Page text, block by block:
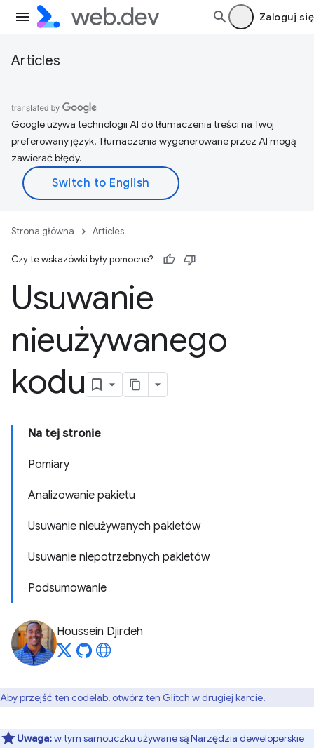
Zaloguj się
Articles
Google używa technologii AI do tłumaczenia treści na Twój
preferowany język. Tłumaczenia wygenerowane przez AI mogą
zawierać błędy.
Strona główna Articles
Czy te wskazówki były pomocne?
Usuwanie
nieużywanego
kodu
Na tej stronie
Pomiary
Analizowanie pakietu
Usuwanie nieużywanych pakietów
Usuwanie niepotrzebnych pakietów
Podsumowanie
Houssein Djirdeh
Aby przejść ten codelab, otwórz ten Glitch w drugiej karcie.
Uwaga:w tym samouczku używane są Narzędzia deweloperskie